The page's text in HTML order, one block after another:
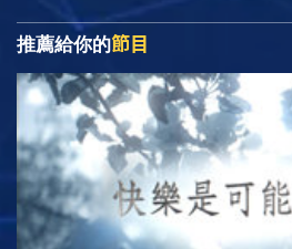
推薦給你的節目